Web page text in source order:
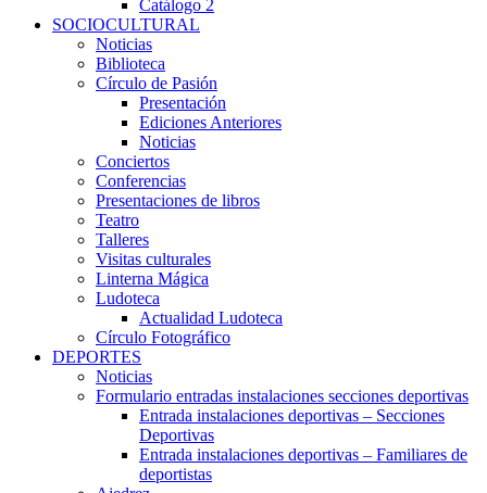
Catálogo 2
SOCIOCULTURAL
Noticias
Biblioteca
Círculo de Pasión
Presentación
Ediciones Anteriores
Noticias
Conciertos
Conferencias
Presentaciones de libros
Teatro
Talleres
Visitas culturales
Linterna Mágica
Ludoteca
Actualidad Ludoteca
Círculo Fotográfico
DEPORTES
Noticias
Formulario entradas instalaciones secciones deportivas
Entrada instalaciones deportivas – Secciones
Deportivas
Entrada instalaciones deportivas – Familiares de
deportistas